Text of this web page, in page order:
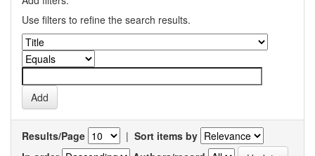
Use filters to refine the search results.
Results/Page | Sort items by